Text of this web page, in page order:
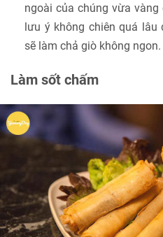
ngoài của chúng vừa
lưu ý không chiên quá lâu
sẽ làm chả giò không ngon.
Làm sốt chấm